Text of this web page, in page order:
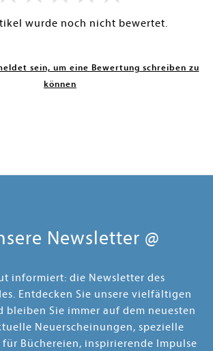
wurde noch nicht bewertet.
sein, um eine Bewertung schreiben zu
können
Newsletter @
informiert: die Newsletter des
Entdecken Sie unsere vielfältigen
bleiben Sie immer auf dem neuesten
Neuerscheinungen, spezielle
Büchereien, inspirierende Impulse